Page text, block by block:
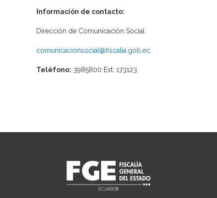
Información de contacto:
Dirección de Comunicación Social
comunicacionsocial@fiscalia.gob.ec
Teléfono: 3985800 Ext. 173123